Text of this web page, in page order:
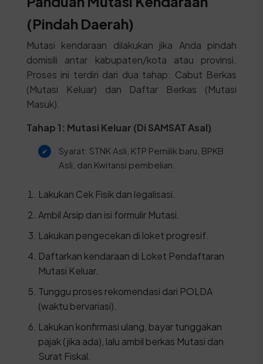
(Pindah Daerah)
Mutasi kendaraan dilakukan jika Anda pindah
domisili antar kabupaten/kota atau provinsi.
Proses ini terdiri dari dua tahap: Cabut Berkas
(Mutasi Keluar) dan Daftar Berkas (Mutasi
Masuk).
Tahap 1: Mutasi Keluar (Di SAMSAT Asal)
Syarat: STNK Asli, KTP Pemilik baru, BPKB
Asli, dan Kwitansi pembelian.
Lakukan Cek Fisik dan legalisasi.
Ambil Arsip dan isi formulir Mutasi.
Lakukan pengecekan di loket progresif.
Daftarkan kendaraan di Loket Pendaftaran
Mutasi Keluar.
Tunggu proses rekomendasi dari POLDA
(waktu bervariasi).
Lakukan konfirmasi ulang, bayar tunggakan
pajak (jika ada), lalu ambil berkas Mutasi dan
Surat Fiskal.